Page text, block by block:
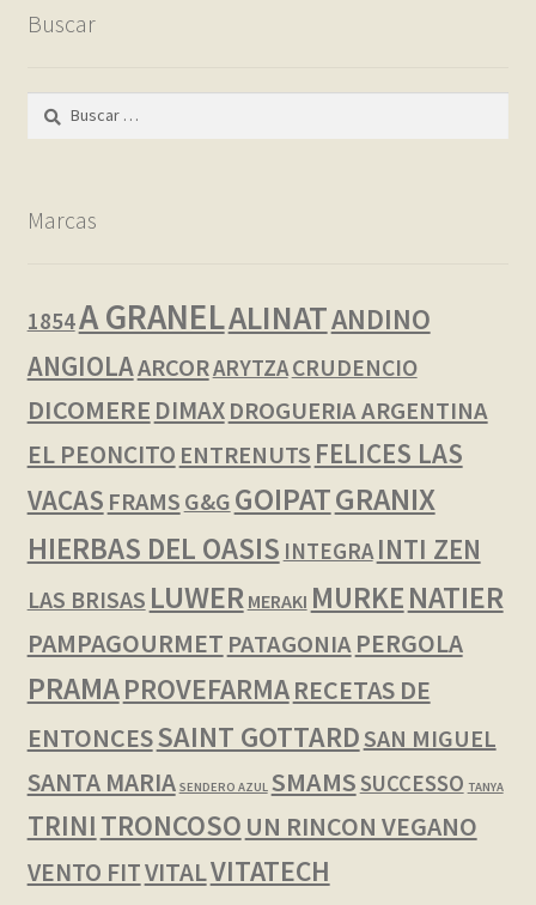
Buscar
Buscar:
Marcas
1854A GRANELALINATANDINO
ANGIOLAARCORARYTZACRUDENCIO
DICOMERE DIMAX DROGUERIA ARGENTINA
EL PEONCITO ENTRENUTS FELICES LAS
VACAS FRAMS G&G GOIPATGRANIX
HIERBAS DEL OASIS INTEGRA INTI ZEN
LAS BRISAS LUWER MERAKI MURKENATIER
PAMPAGOURMET PATAGONIA PERGOLA
PRAMAPROVEFARMARECETAS DE
ENTONCESSAINT GOTTARDSAN MIGUEL
SANTA MARIA SENDERO AZUL SMAMSSUCCESSO TANYA
TRINI TRONCOSO UN RINCON VEGANO
VENTO FITVITALVITATECH